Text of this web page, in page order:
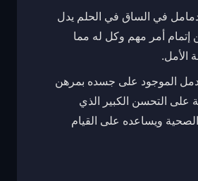
في الساق في الحلم يدل
إتمام أمر مهم وكل له مما
الأمل.
الموجود على جسده بمرهن
على التحسن الكبير الذي
ويساعده على القيام